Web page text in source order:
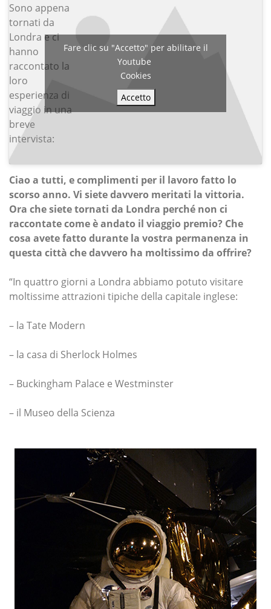
Sono appena
tornati da
Londra e ci
hanno
raccontato la
loro
esperienza di
viaggio in una
breve
intervista:
Fare clic su "Accetto" per abilitare il
Youtube
Cookies
Accetto
Ciao a tutti, e complimenti per il lavoro fatto lo
scorso anno. Vi siete davvero meritati la vittoria.
Ora che siete tornati da Londra perché non ci
raccontate come è andato il viaggio premio? Che
cosa avete fatto durante la vostra permanenza in
questa città che davvero ha moltissimo da offrire?
“In quattro giorni a Londra abbiamo potuto visitare
moltissime attrazioni tipiche della capitale inglese:
– la Tate Modern
– la casa di Sherlock Holmes
– Buckingham Palace e Westminster
– il Museo della Scienza